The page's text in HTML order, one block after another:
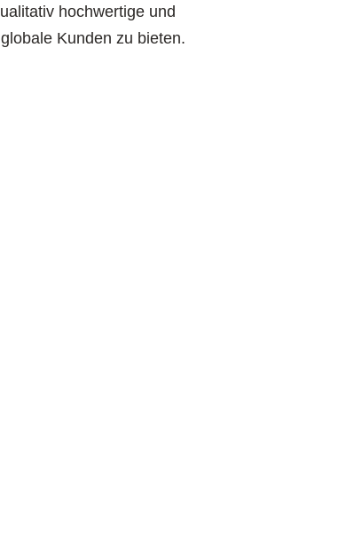
hochwertige und
Kunden zu bieten.